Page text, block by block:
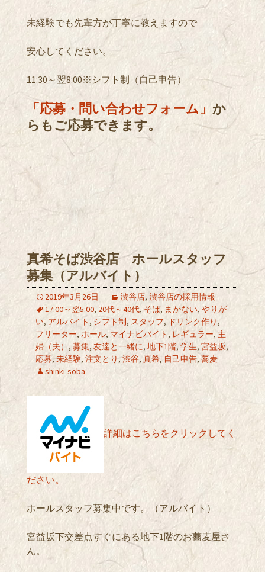
未経験でも先輩方が丁寧に教えますので
安心してください。
11:30～翌8:00※シフト制（自己申告）
「応募・問い合わせフォーム」 か
らもご応募できます。
真希そば渋谷店 ホールスタッフ
募集（アルバイト）
2019年3月26日 渋谷店, 渋谷店の採用情報
17:00～翌5:00, 20代～40代, そば, まかない, やりが
い, アルバイト , シフト制, スタッフ, ドリンク作り ,
フリーター, ホール, マイナビバイト , レギュラー, 主
婦（夫） , 募集, 友達と一緒に, 地下1階, 学生, 宮益坂,
応募,未経験, 注文とり,渋谷, 真希, 自己申告, 蕎麦
shinki-soba
詳細はこちらをクリックしてく
ださい。
ホールスタッフ募集中です。（アルバイト）
宮益坂下交差点すぐにある地下1階のお蕎麦屋さ
ん。